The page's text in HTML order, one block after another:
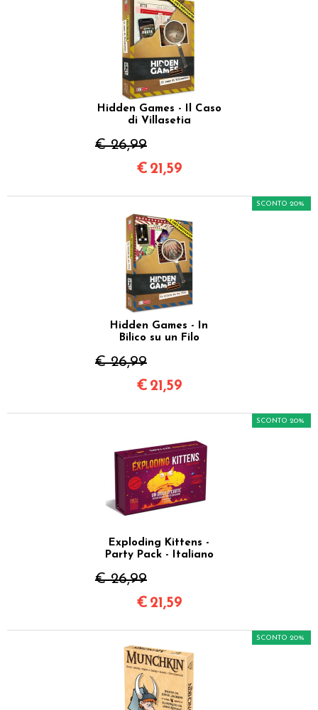
Hidden Games - Il Caso
di Villasetia
€ 26,99
€ 21,59
Hidden Games - In
Bilico su un Filo
€ 26,99
SCONTO 20%
€ 21,59
Exploding Kittens -
Party Pack - Italiano
€ 26,99
SCONTO 20%
€ 21,59
SCONTO 20%